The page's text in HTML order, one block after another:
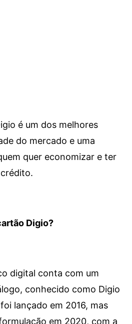
é um dos melhores
do mercado e uma
quer economizar e ter
Digio?
digital conta com um
conhecido como Digio
lançado em 2016, mas
em 2020, com a